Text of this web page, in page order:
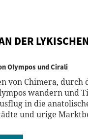
DER LYKISCHEN
Olympos und Cirali
von Chimera, durch
wandern und
in die
und urige